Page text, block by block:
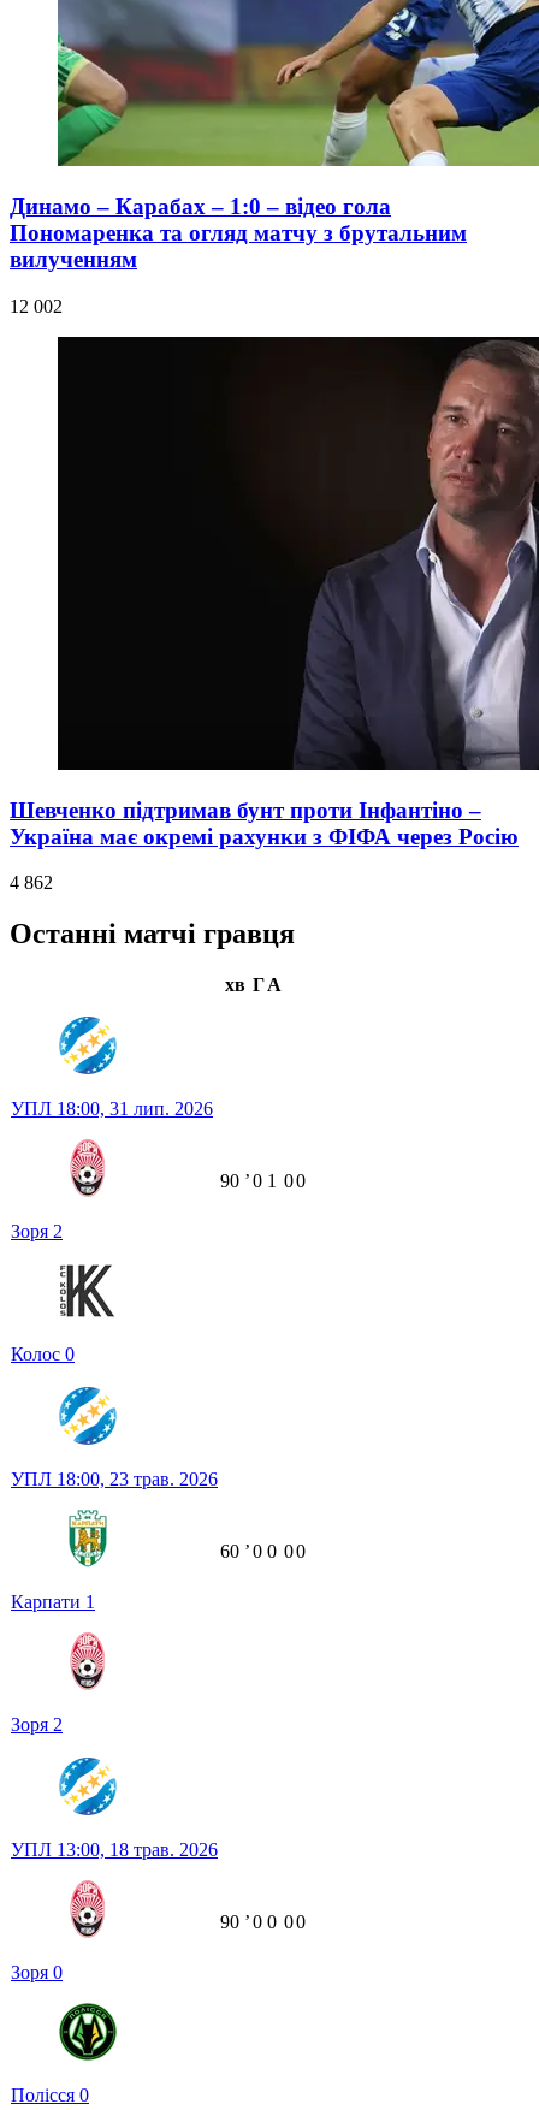
Динамо – Карабах – 1:0 – відео гола
Пономаренка та огляд матчу з брутальним
вилученням
12 002
Шевченко підтримав бунт проти Інфантіно –
Україна має окремі рахунки з ФІФА через Росію
4 862
Останні матчі гравця
хв ГА
УПЛ 18:00, 31 лип. 2026
Зоря 2
Колос 0
90 ʼ0 1 00
УПЛ 18:00, 23 трав. 2026
Карпати 1
Зоря 2
60 ʼ0 0 00
УПЛ 13:00, 18 трав. 2026
Зоря 0
Полісся 0
90 ʼ0 0 00